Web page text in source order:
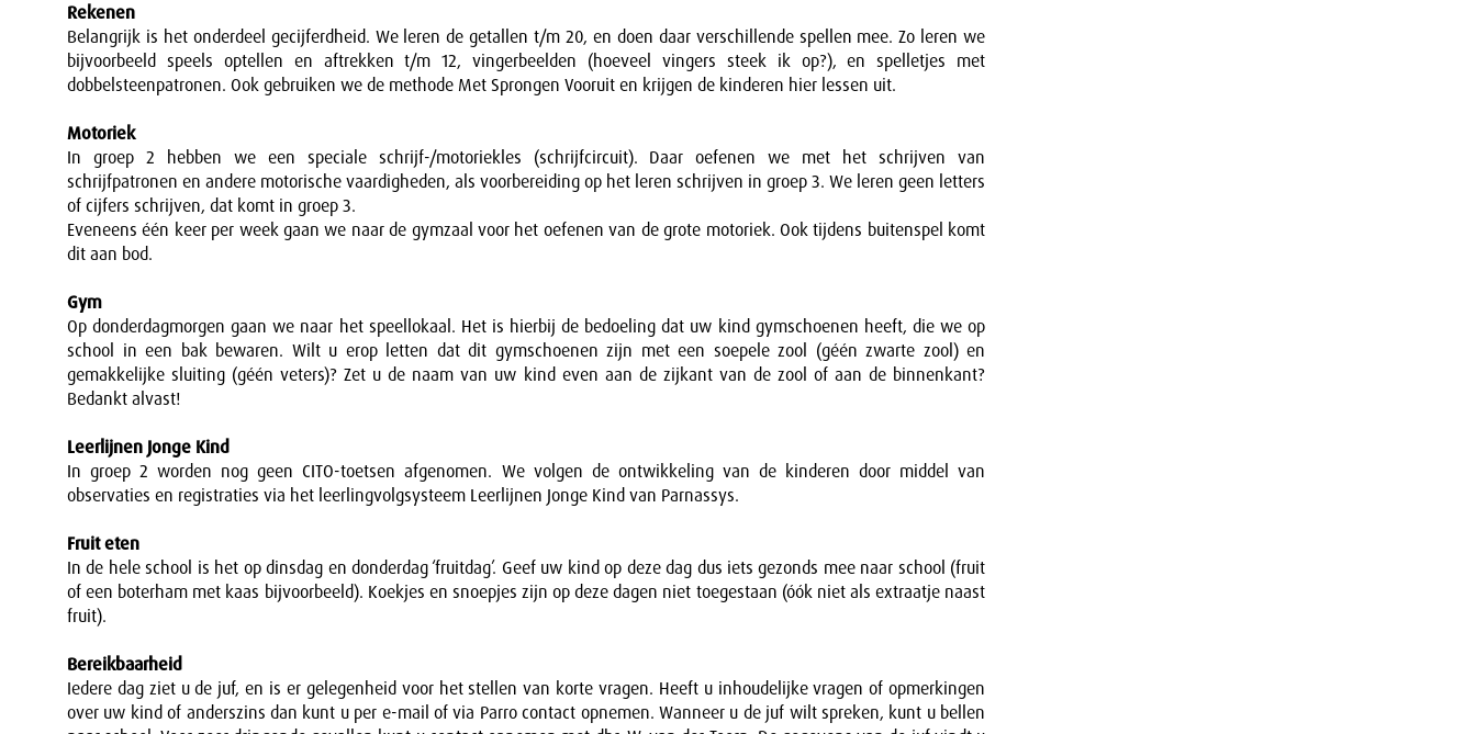
Rekenen
Belangrijk is het onderdeel gecijferdheid. We leren de getallen t/m 20, en doen daar verschillende spellen mee. Zo leren we
bijvoorbeeld speels optellen en aftrekken t/m 12, vingerbeelden (hoeveel vingers steek ik op?), en spelletjes met
dobbelsteenpatronen. Ook gebruiken we de methode Met Sprongen Vooruit en krijgen de kinderen hier lessen uit.
Motoriek
In groep 2 hebben we een speciale schrijf-/motoriekles (schrijfcircuit). Daar oefenen we met het schrijven van
schrijfpatronen en andere motorische vaardigheden, als voorbereiding op het leren schrijven in groep 3. We leren geen letters
of cijfers schrijven, dat komt in groep 3.
Eveneens één keer per week gaan we naar de gymzaal voor het oefenen van de grote motoriek. Ook tijdens buitenspel komt
dit aan bod.
Gym
Op donderdagmorgen gaan we naar het speellokaal. Het is hierbij de bedoeling dat uw kind gymschoenen heeft, die we op
school in een bak bewaren. Wilt u erop letten dat dit gymschoenen zijn met een soepele zool (géén zwarte zool) en
gemakkelijke sluiting (géén veters)? Zet u de naam van uw kind even aan de zijkant van de zool of aan de binnenkant?
Bedankt alvast!
Leerlijnen Jonge Kind
In groep 2 worden nog geen CITO-toetsen afgenomen. We volgen de ontwikkeling van de kinderen door middel van
observaties en registraties via het leerlingvolgsysteem Leerlijnen Jonge Kind van Parnassys.
Fruit eten
In de hele school is het op dinsdag en donderdag ‘fruitdag’. Geef uw kind op deze dag dus iets gezonds mee naar school (fruit
of een boterham met kaas bijvoorbeeld). Koekjes en snoepjes zijn op deze dagen niet toegestaan (óók niet als extraatje naast
fruit).
Bereikbaarheid
Iedere dag ziet u de juf, en is er gelegenheid voor het stellen van korte vragen. Heeft u inhoudelijke vragen of opmerkingen
over uw kind of anderszins dan kunt u per e-mail of via Parro contact opnemen. Wanneer u de juf wilt spreken, kunt u bellen